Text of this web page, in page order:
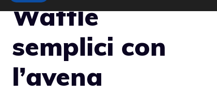
Waffle
semplici con
l’avena